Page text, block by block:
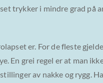
trykker i mindre grad på
er. For de fleste
En grei regel er at man
av nakke og rygg.